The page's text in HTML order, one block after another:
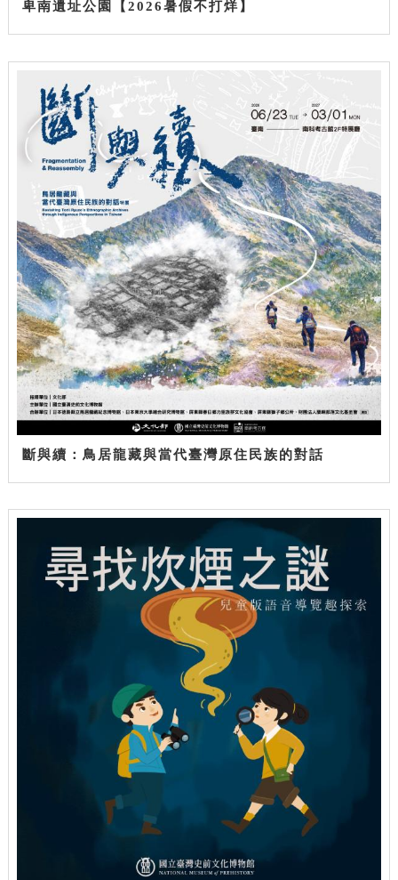
卑南遺址公園【2026暑假不打烊】
斷與續：鳥居龍藏與當代臺灣原住民族的對話